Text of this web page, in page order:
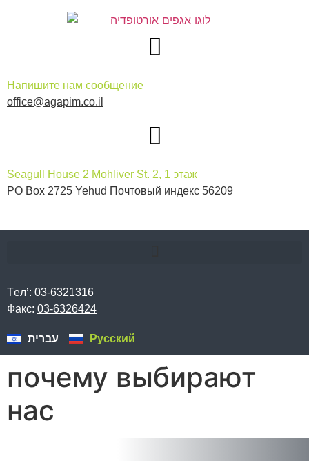
Напишите нам сообщение
office@agapim.co.il
Seagull House 2 Mohliver St. 2, 1 этаж
PO Box 2725 Yehud Почтовый индекс 56209
Тeл’: 03-6321316
Факс: 03-6326424
עברית Русский
почему выбирают
нас